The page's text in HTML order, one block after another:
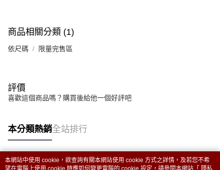
商品相關分類 (1)
依尺碼 限量完售區
評價
喜歡這個商品嗎？購買後給他一個好評吧
本分類熱銷全站排行
熱門標籤
本網站中使用 cookie，欲查詢有關本網站使用 cookie 方式之詳情，及若您不希
望在電腦上使用 cookie 時應如何變更電腦的 cookie 設定，請參閱本網站「 隱私